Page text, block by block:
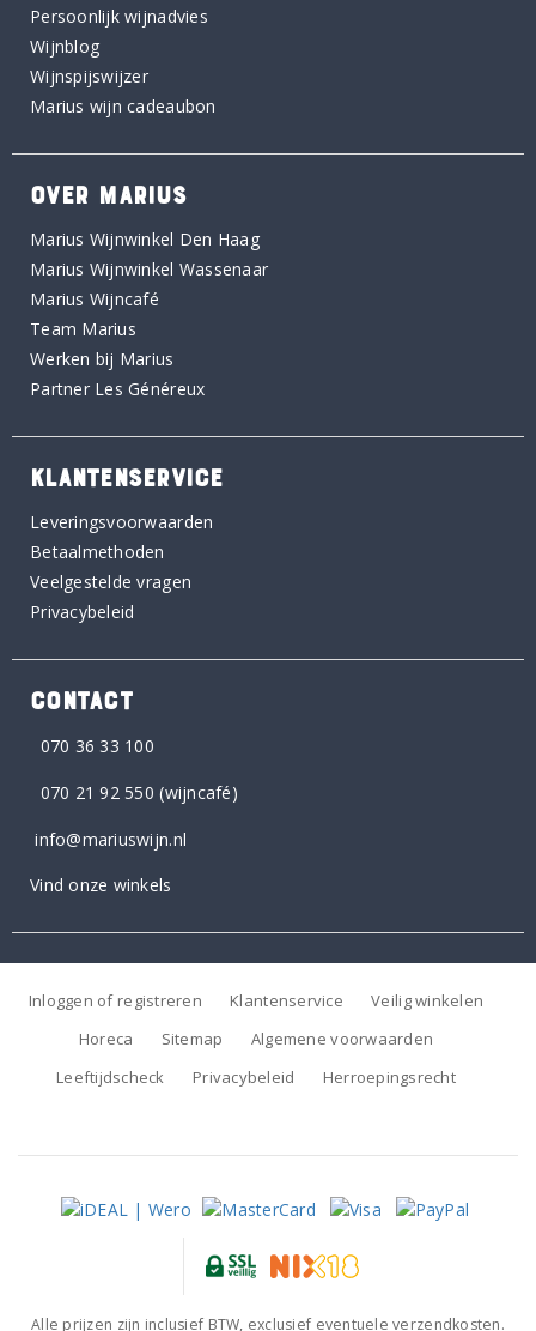
Persoonlijk wijnadvies
Wijnblog
Wijnspijswijzer
Marius wijn cadeaubon
OVER MARIUS
Marius Wijnwinkel Den Haag
Marius Wijnwinkel Wassenaar
Marius Wijncafé
Team Marius
Werken bij Marius
Partner Les Généreux
KLANTENSERVICE
Leveringsvoorwaarden
Betaalmethoden
Veelgestelde vragen
Privacybeleid
CONTACT
070 36 33 100
070 21 92 550 (wijncafé)
info@mariuswijn.nl
Vind onze winkels
Inloggen of registreren Klantenservice
Veilig winkelen
Horeca
Sitemap
Algemene voorwaarden
Leeftijdscheck
Privacybeleid Herroepingsrecht
Alle prijzen zijn inclusief BTW, exclusief eventuele verzendkosten.